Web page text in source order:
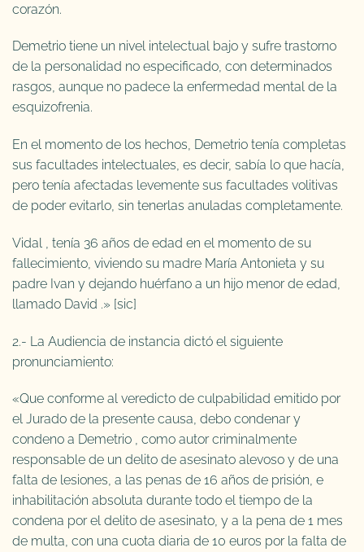
corazón.
Demetrio tiene un nivel intelectual bajo y sufre trastorno
de la personalidad no especificado, con determinados
rasgos, aunque no padece la enfermedad mental de la
esquizofrenia.
En el momento de los hechos, Demetrio tenía completas
sus facultades intelectuales, es decir, sabía lo que hacía,
pero tenía afectadas levemente sus facultades volitivas
de poder evitarlo, sin tenerlas anuladas completamente.
Vidal , tenía 36 años de edad en el momento de su
fallecimiento, viviendo su madre María Antonieta y su
padre Ivan y dejando huérfano a un hijo menor de edad,
llamado David .» [sic]
2.- La Audiencia de instancia dictó el siguiente
pronunciamiento:
«Que conforme al veredicto de culpabilidad emitido por
el Jurado de la presente causa, debo condenar y
condeno a Demetrio , como autor criminalmente
responsable de un delito de asesinato alevoso y de una
falta de lesiones, a las penas de 16 años de prisión, e
inhabilitación absoluta durante todo el tiempo de la
condena por el delito de asesinato, y a la pena de 1 mes
de multa, con una cuota diaria de 10 euros por la falta de